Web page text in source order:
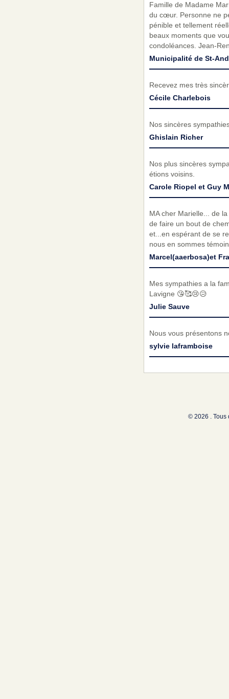
Famille de Madame
du cœur. Personne ne
pénible et tellement
beaux moments que
condoléances. Jean-
Municipalité de St-
Recevez mes très
Cécile Charlebois
Nos sincères
Ghislain Richer
Nos plus sincères
étions voisins.
Carole Riopel et Guy
MA cher Marielle... de
de faire un bout de
et...en espérant de se
nous en sommes
Marcel(aaerbosa)et
Mes sympathies a la
Lavigne 😘🥰😢😥
Julie Sauve
Nous vous présentons
sylvie laframboise
© 2026 . Tous